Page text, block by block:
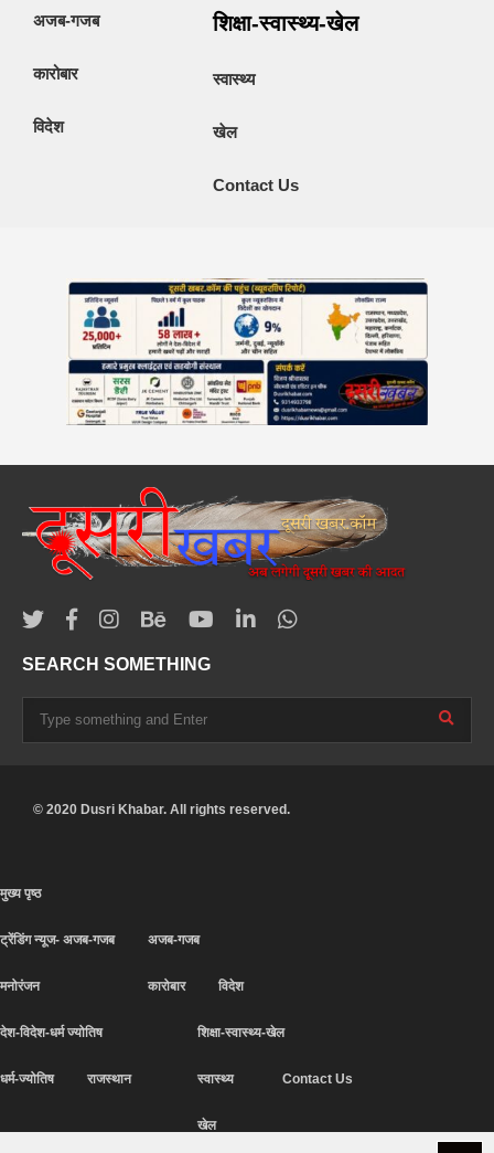
अजब-गजब
कारोबार
विदेश
शिक्षा-स्वास्थ्य-खेल
स्वास्थ्य
खेल
Contact Us
SEARCH SOMETHING
© 2020 Dusri Khabar. All rights reserved.
मुख्य पृष्ठ
ट्रेंडिंग न्यूज- अजब-गजब
मनोरंजन
अजब-गजब
कारोबार विदेश
देश-विदेश-धर्म ज्योतिष
धर्म-ज्योतिष राजस्थान
शिक्षा-स्वास्थ्य-खेल
स्वास्थ्य
खेल
Contact Us